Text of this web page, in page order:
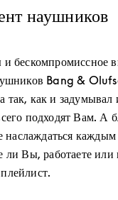
наушников
бескомпромиссное
Bang &
так, как и
подходят Вам. А
Вы, работаете или